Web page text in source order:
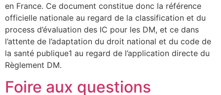
en France. Ce document constitue donc la référence
officielle nationale au regard de la classification et du
process d’évaluation des IC pour les DM, et ce dans
l’attente de l’adaptation du droit national et du code de
la santé publique1 au regard de l’application directe du
Règlement DM.
Foire aux questions